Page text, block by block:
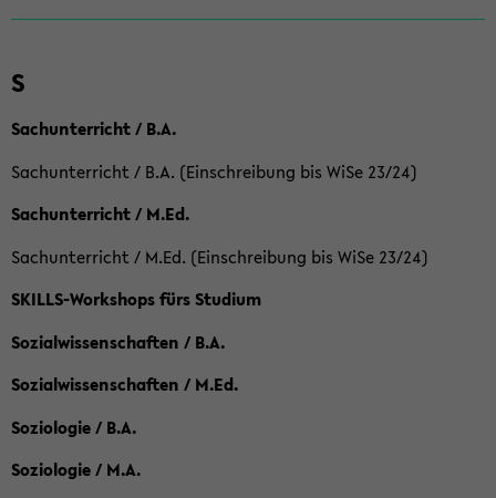
S
Sachunterricht / B.A.
Sachunterricht / B.A. (Einschreibung bis WiSe 23/24)
Sachunterricht / M.Ed.
Sachunterricht / M.Ed. (Einschreibung bis WiSe 23/24)
SKILLS-Workshops fürs Studium
Sozialwissenschaften / B.A.
Sozialwissenschaften / M.Ed.
Soziologie / B.A.
Soziologie / M.A.